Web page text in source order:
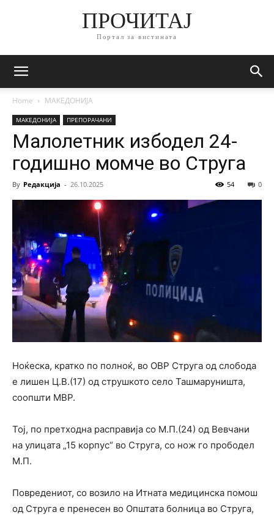
ПРОЧИТАЈ
Портал за вистината
Home МАКЕДОНИЈА
МАКЕДОНИЈА ПРЕПОРАЧАНИ
Малолетник избодел 24-
годишно момче во Струга
By Редакција - 26.10.2025 0
54
Ноќеска, кратко по полноќ, во ОВР Струга од слобода
е лишен Ц.В.(17) од струшкото село Ташмаруништа,
соопшти МВР.
Тој, по претходна расправија со М.П.(24) од Вевчани
на улицата „15 корпус“ во Струга, со нож го прободел
М.П.
Повредениот, со возило на Итната медицинска помош
од Струга е пренесен во Општата болница во Струга,